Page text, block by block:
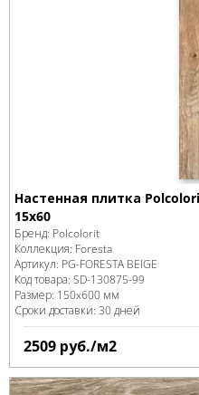
Настенная плитка
15x60
Бренд: Polcolorit
Коллекция: Foresta
Артикул: PG-FORESTA BEIGE
Код товара: SD-130875-99
Размер: 150x600 мм
Сроки доставки: 30 дней
2509 руб./м2